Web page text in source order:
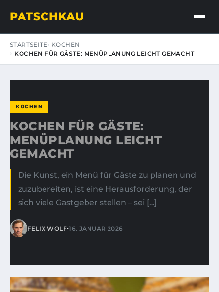
PATSCHKAU
STARTSEITE KOCHEN
KOCHEN FÜR GÄSTE: MENÜPLANUNG LEICHT GEMACHT
KOCHEN
KOCHEN FÜR GÄSTE:
MENÜPLANUNG LEICHT
GEMACHT
Die Kunst, ein Menü für Gäste zu planen und
zuzubereiten, ist eine Herausforderung, der
sich viele Gastgeber stellen – sei […]
FELIX WOLF•16. JANUAR 2026